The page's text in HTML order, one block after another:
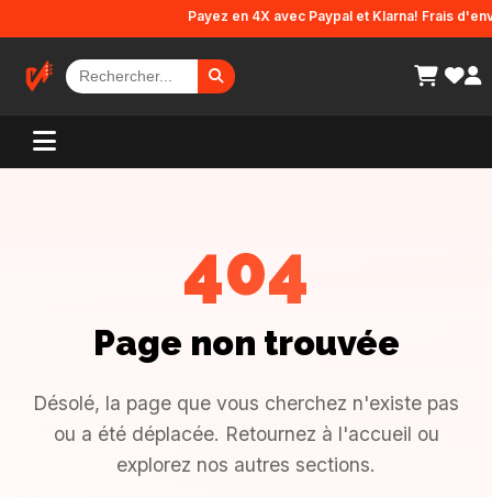
Payez en 4X avec Paypal et Klarna! Frais
404
Page non trouvée
Désolé, la page que vous cherchez n'existe pas
ou a été déplacée. Retournez à l'accueil ou
explorez nos autres sections.
Panneau de gestion des cookies